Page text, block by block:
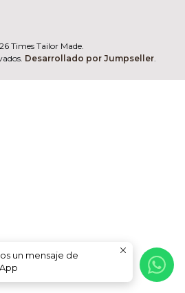
Times Tailor Made.
Desarrollado por Jumpseller.
un mensaje de